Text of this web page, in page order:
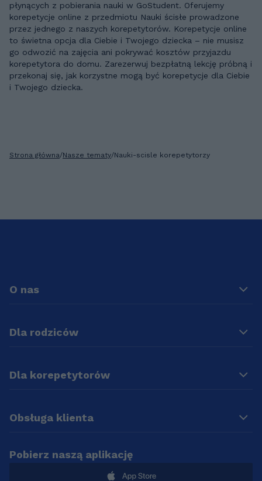
płynących z pobierania nauki w GoStudent. Oferujemy
korepetycje online z przedmiotu Nauki ścisłe prowadzone
przez jednego z naszych korepetytorów. Korepetycje online
to świetna opcja dla Ciebie i Twojego dziecka – nie musisz
go odwozić na zajęcia ani pokrywać kosztów przyjazdu
korepetytora do domu. Zarezerwuj bezpłatną lekcję próbną i
przekonaj się, jak korzystne mogą być korepetycje dla Ciebie
i Twojego dziecka.
Strona główna/Nasze tematy/Nauki-scisle korepetytorzy
O nas
Dla rodziców
Dla korepetytorów
Obsługa klienta
Pobierz naszą aplikację